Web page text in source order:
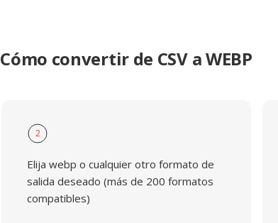
Cómo convertir de CSV a WEBP
2
Elija webp o cualquier otro formato de
salida deseado (más de 200 formatos
compatibles)